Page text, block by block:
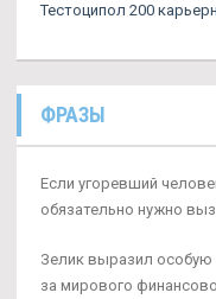
Тестоципол 200
ФРАЗЫ
Если угоревший
обязательно нужно
Зелик выразил особую
за мирового